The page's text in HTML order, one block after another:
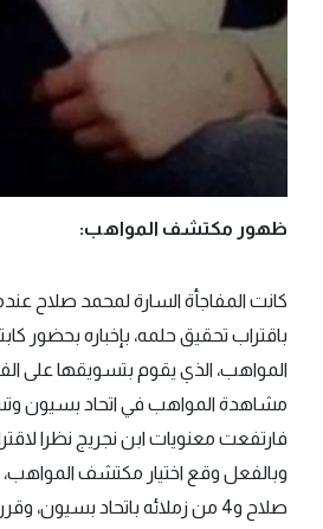
ظهور مكتشف المواهب:
كانت المفاجأة السارة لمحمد صلاح
باقتراب تحقيق حلمه، بإخباره بحضور
المواهب، الذي يقوم بتسويقها على
مشاهدة المواهب في اتحاد بسيون
فارتفعت معنويات ابن نجريج نظرا
وبالفعل وقع اختيار مكتشف المواهب،
صلاح و4 من زملائه باتحاد